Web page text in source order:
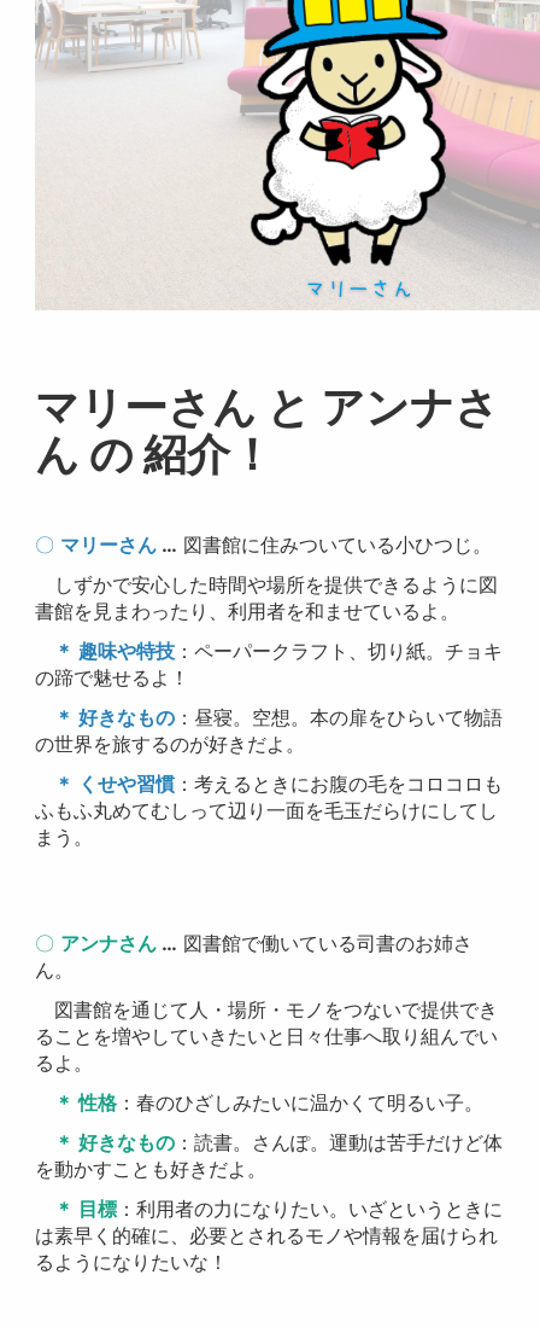
マリーさん と アンナさ
ん の 紹介！
〇 マリーさん … 図書館に住みついている小ひつじ。
しずかで安心した時間や場所を提供できるように図
書館を見まわったり、利用者を和ませているよ。
＊ 趣味や特技 ：ペーパークラフト、切り紙。チョキ
の蹄で魅せるよ！
＊ 好きなもの ：昼寝。空想。本の扉をひらいて物語
の世界を旅するのが好きだよ。
＊ くせや習慣 ：考えるときにお腹の毛をコロコロも
ふもふ丸めてむしって辺り一面を毛玉だらけにしてし
まう。
〇 アンナさん … 図書館で働いている司書のお姉さ
ん。
図書館を通じて人・場所・モノをつないで提供でき
ることを増やしていきたいと日々仕事へ取り組んでい
るよ。
＊ 性格：春のひざしみたいに温かくて明るい子。
＊ 好きなもの ：読書。さんぽ。運動は苦手だけど体
を動かすことも好きだよ。
＊ 目標 ：利用者の力になりたい。いざというときに
は素早く的確に、必要とされるモノや情報を届けられ
るようになりたいな！